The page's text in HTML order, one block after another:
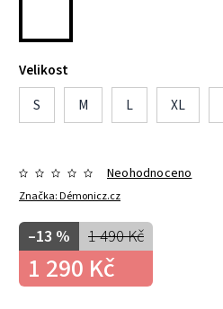
Velikost
S M L XL
Značka:Démonicz.cz
Neohodnoceno
1 490 Kč
–13 %
1 290 Kč